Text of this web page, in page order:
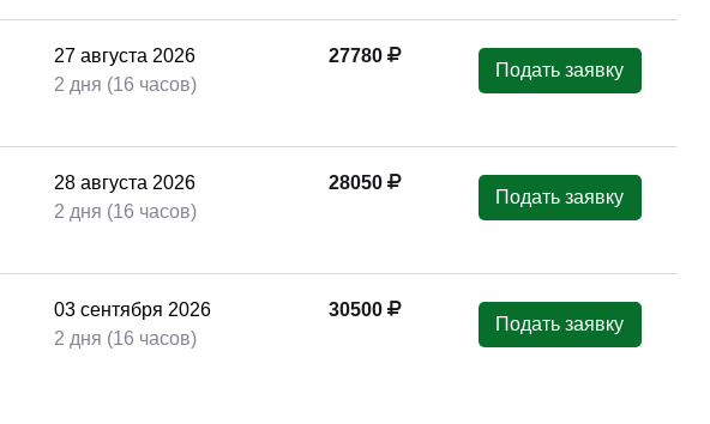
27 августа 2026
2 дня (16 часов)
27780
Подать заявку
28 августа 2026
2 дня (16 часов)
28050
Подать заявку
03 сентября 2026
2 дня (16 часов)
30500
Подать заявку